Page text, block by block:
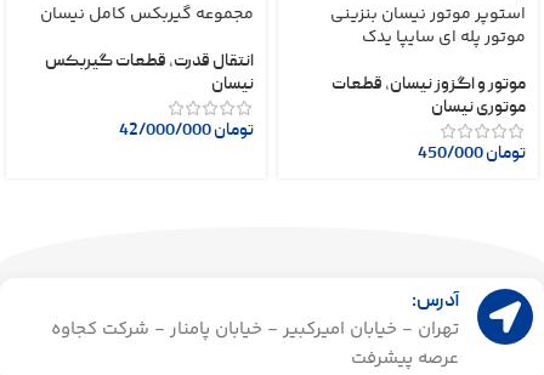
استوپر موتور نیسان بنزینی
موتور پله ای سایپا یدک
موتور و اگزوز نیسان, قطعات
موتوری نیسان
تومان
مجموعه گیربکس کامل نیسان
انتقال قدرت, قطعات گیربکس
نیسان
تومان
آدرس:
تهران - خیابان امیرکبیر - خیابان پامنار - شرکت کجاوه
عرصه پیشرفت